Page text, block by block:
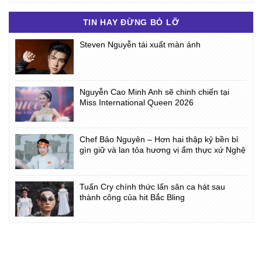
TIN HAY ĐỪNG BỎ LỠ
Steven Nguyễn tái xuất màn ảnh
Nguyễn Cao Minh Anh sẽ chinh chiến tại
Miss International Queen 2026
Chef Bảo Nguyên – Hơn hai thập kỷ bền bỉ
gìn giữ và lan tỏa hương vị ẩm thực xứ Nghệ
Tuấn Cry chính thức lấn sân ca hát sau
thành công của hit Bắc Bling